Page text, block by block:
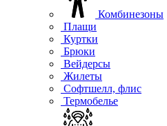
Комбинезоны
Плащи
Куртки
Брюки
Вейдерсы
Жилеты
Софтшелл, флис
Термобелье